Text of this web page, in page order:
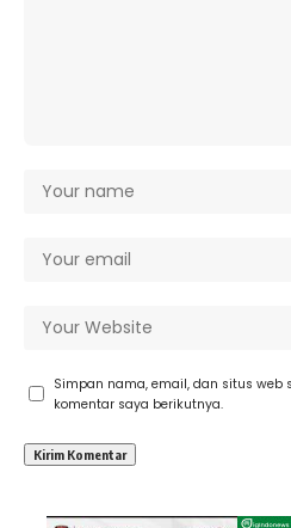
Simpan nama, email, dan situs
komentar saya berikutnya.